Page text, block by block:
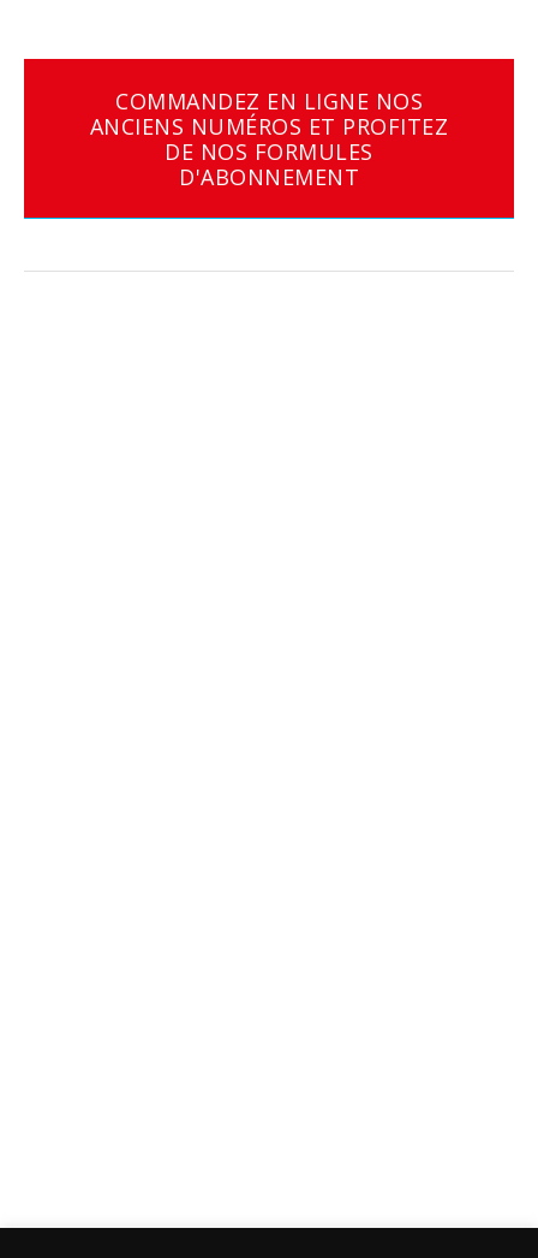
COMMANDEZ EN LIGNE NOS
ANCIENS NUMÉROS ET PROFITEZ
DE NOS FORMULES
D'ABONNEMENT